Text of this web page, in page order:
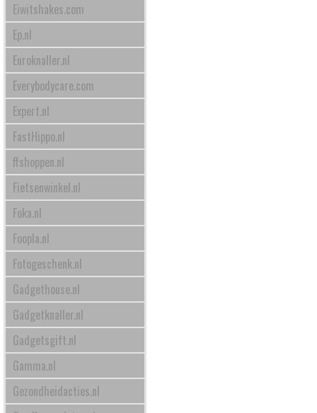
Eiwitshakes.com
Ep.nl
Euroknaller.nl
Everybodycare.com
Expert.nl
FastHippo.nl
ffshoppen.nl
Fietsenwinkel.nl
Foka.nl
Foopla.nl
Fotogeschenk.nl
Gadgethouse.nl
Gadgetknaller.nl
Gadgetsgift.nl
Gamma.nl
Gezondheidacties.nl